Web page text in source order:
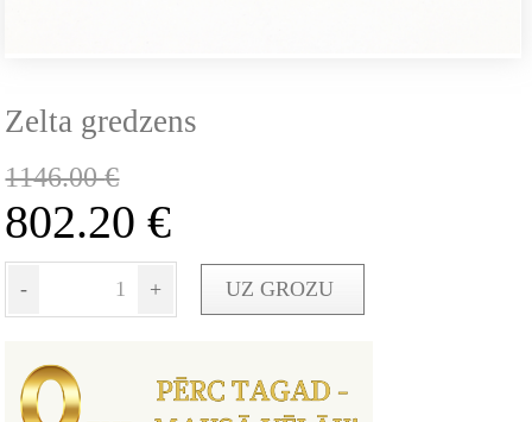
Zelta gredzens
1146.00€
802.20€
- + UZ GROZU